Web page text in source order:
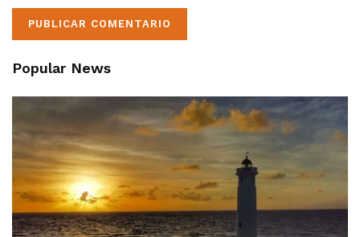
Popular News